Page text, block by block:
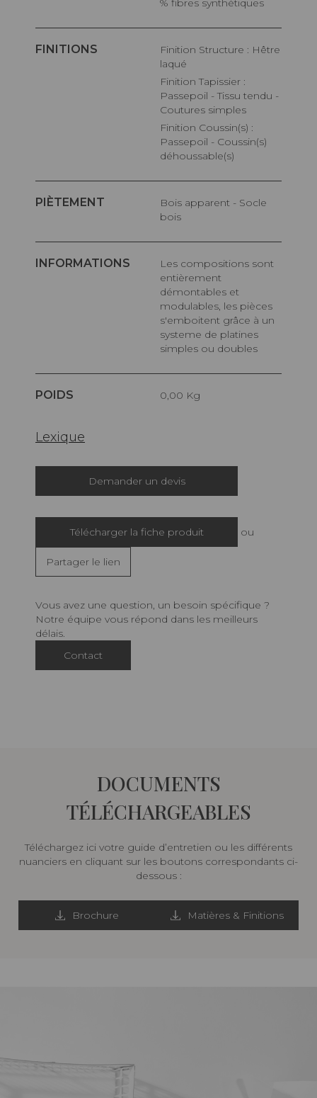
% fibres synthétiques
FINITIONS
Finition Structure : Hêtre
laqué
Finition Tapissier :
Passepoil - Tissu tendu -
Coutures simples
Finition Coussin(s) :
Passepoil - Coussin(s)
déhoussable(s)
PIÈTEMENT
Bois apparent - Socle
bois
INFORMATIONS
Les compositions sont
entièrement
démontables et
modulables, les pièces
s'emboitent grâce à un
systeme de platines
simples ou doubles
POIDS 0,00 Kg
Lexique
Demander un devis
Télécharger la fiche produit ou
Partager le lien
Vous avez une question, un besoin spécifique ?
Notre équipe vous répond dans les meilleurs
délais.
Contact
DOCUMENTS
TÉLÉCHARGEABLES
Téléchargez ici votre guide d’entretien ou les différents
nuanciers en cliquant sur les boutons correspondants ci-
dessous :
Brochure Matières & Finitions